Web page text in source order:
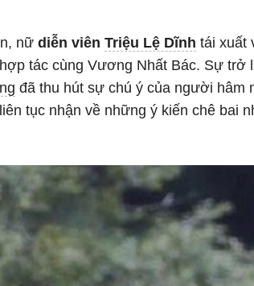
nữ diễn viên Triệu Lệ Dĩnh tái xuất
tác cùng Vương Nhất Bác. Sự trở
đã thu hút sự chú ý của người hâm
tục nhận về những ý kiến chê bai